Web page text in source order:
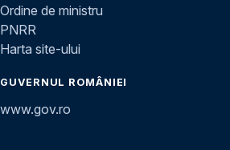
Ordine de ministru
PNRR
Harta site-ului
GUVERNUL ROMÂNIEI
www.gov.ro